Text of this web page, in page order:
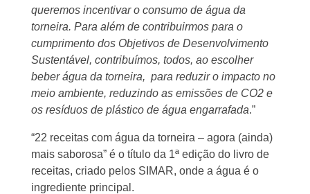
queremos incentivar o consumo de água da
torneira. Para além de contribuirmos para o
cumprimento dos Objetivos de Desenvolvimento
Sustentável, contribuímos, todos, ao escolher
beber água da torneira, para reduzir o impacto no
meio ambiente, reduzindo as emissões de CO2 e
os resíduos de plástico de água engarrafada.”
“22 receitas com água da torneira – agora (ainda)
mais saborosa” é o título da 1ª edição do livro de
receitas, criado pelos SIMAR, onde a água é o
ingrediente principal.